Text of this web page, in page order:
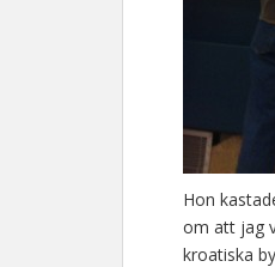
Hon
om att jag
kroatiska